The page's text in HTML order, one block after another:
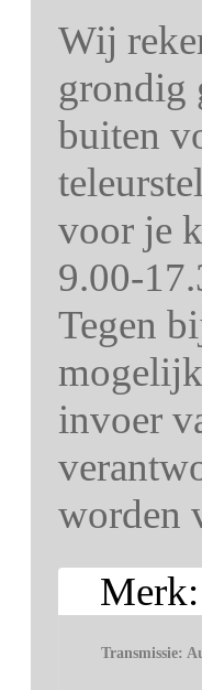
Wij
grondig
buiten
voor je
9.00-
Tegen
invoer
worden
Transmissie: